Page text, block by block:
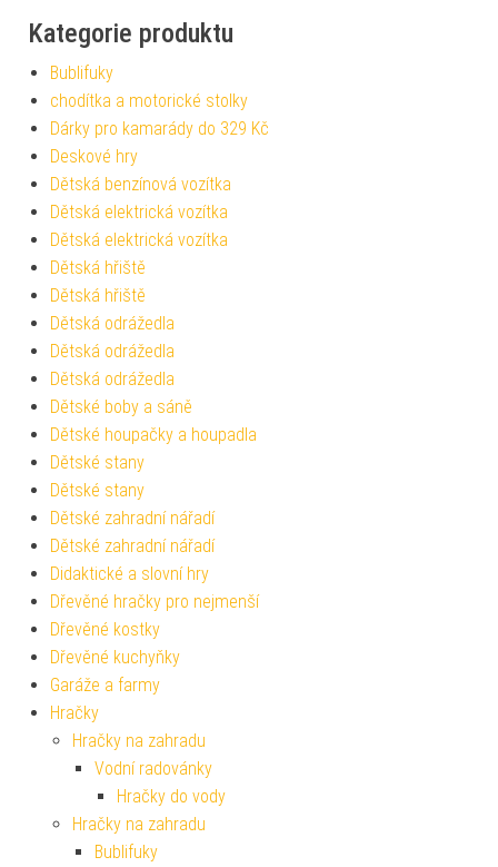
Kategorie produktu
Bublifuky
chodítka a motorické stolky
Dárky pro kamarády do 329 Kč
Deskové hry
Dětská benzínová vozítka
Dětská elektrická vozítka
Dětská elektrická vozítka
Dětská hřiště
Dětská hřiště
Dětská odrážedla
Dětská odrážedla
Dětská odrážedla
Dětské boby a sáně
Dětské houpačky a houpadla
Dětské stany
Dětské stany
Dětské zahradní nářadí
Dětské zahradní nářadí
Didaktické a slovní hry
Dřevěné hračky pro nejmenší
Dřevěné kostky
Dřevěné kuchyňky
Garáže a farmy
Hračky
Hračky na zahradu
Vodní radovánky
Hračky do vody
Hračky na zahradu
Bublifuky